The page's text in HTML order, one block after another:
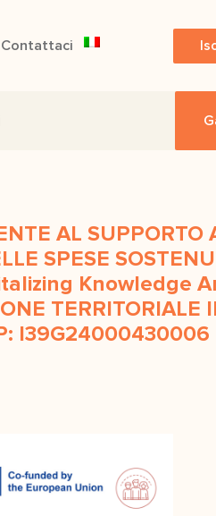
Contattaci
AL SUPPORTO
SPESE
Knowledge
TERRITORIALE
I39G24000430006